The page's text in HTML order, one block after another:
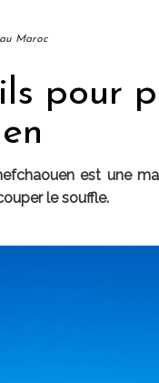
Maroc
pour
est une
le souffle.